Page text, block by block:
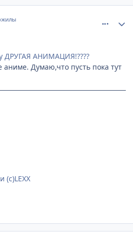
ДРУГАЯ АНИМАЦИЯ!????
аниме. Думаю,что пусть пока тут
(с)LEXX